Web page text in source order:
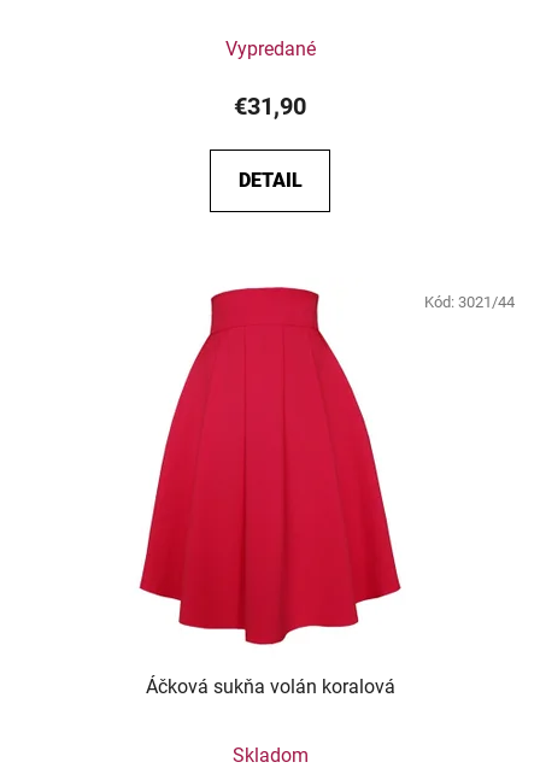
Vypredané
€31,90
DETAIL
Áčková sukňa volán koralová
Skladom
Kód: 3021/44